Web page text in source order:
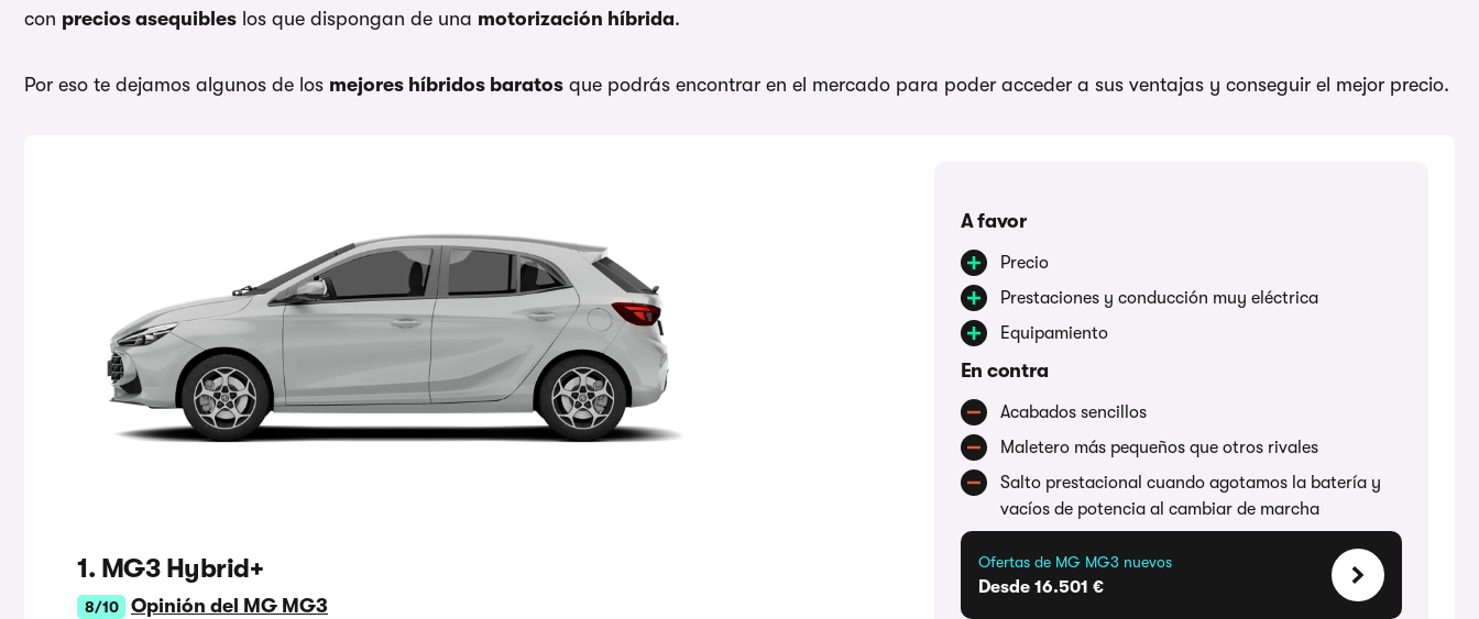
con precios asequibles los que dispongan de una motorización híbrida.
Por eso te dejamos algunos de los mejores híbridos baratos que podrás encontrar en el mercado para poder acceder a sus ventajas y conseguir el mejor precio.
1. MG3 Hybrid+
8/10 Opinión del MG MG3
A favor
Precio
Prestaciones y conducción muy eléctrica
Equipamiento
En contra
Acabados sencillos
Maletero más pequeños que otros rivales
Salto prestacional cuando agotamos la batería y
vacíos de potencia al cambiar de marcha
Ofertas de MG MG3 nuevos
Desde 16.501 €